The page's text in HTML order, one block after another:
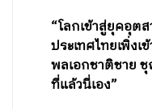
“โลกเข้าสู่ยุคอุต
ประเทศไทยเพิ่ง
พลเอกชาติชาย
ที่แล้วนี่เอง”